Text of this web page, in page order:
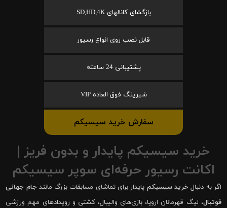
بازگشای کانالهای SD,HD,4K
قابل نصب روی انواع رسیور
پشتیبانی 24 ساعته
شیرینگ فوق العاده VIP
سفارش خرید سیسیکم
خرید سیسیکم پایدار و بدون فریز |
اکانت رسیور حرفه‌ای سوپر سیسیکم
اگر به دنبال خرید سیسیکم پایدار برای تماشای مسابقات بزرگ مانند جام جهانی
فوتبال، لیگ قهرمانان اروپا، بازی‌های والیبال، کشتی و رویدادهای مهم ورزشی